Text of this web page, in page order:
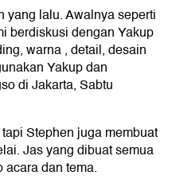
yang lalu. Awalnya seperti
berdiskusi dengan Yakup
warna , detail, desain
Yakup dan
di Jakarta, Sabtu
Stephen juga membuat
Jas yang dibuat semua
dan tema.